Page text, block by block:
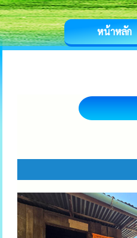
หน้าหลัก